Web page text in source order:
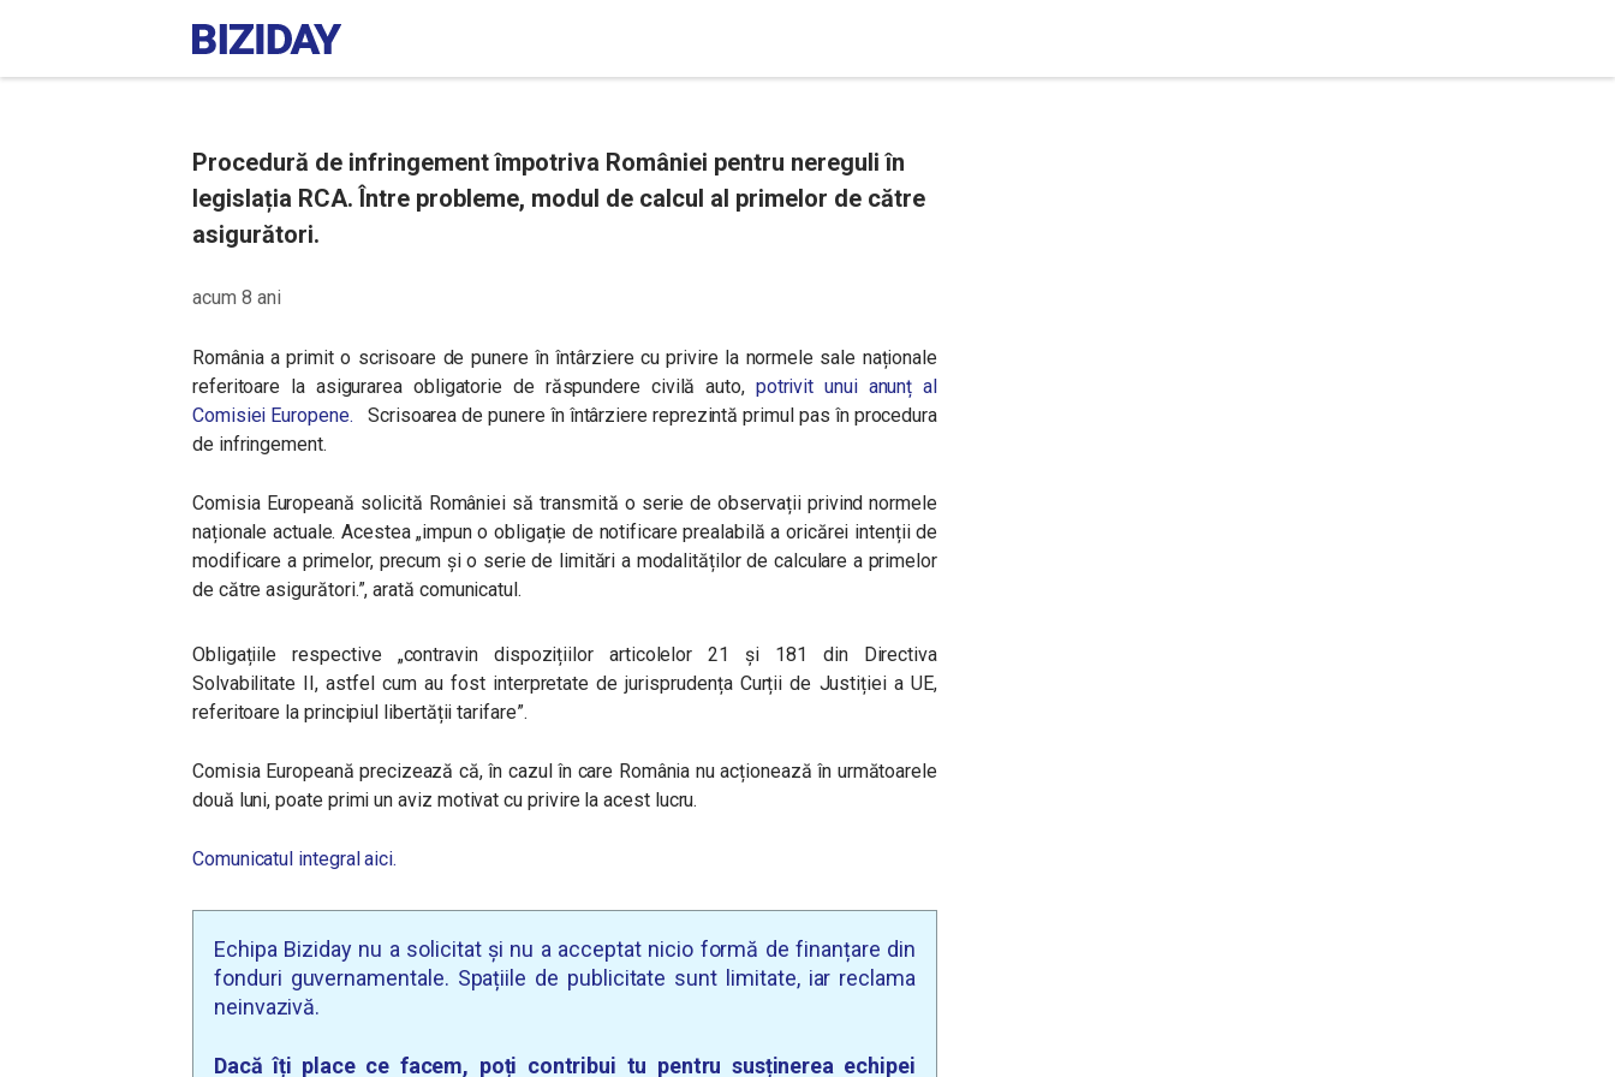
Procedură de infringement împotriva României pentru nereguli în
legislația RCA. Între probleme, modul de calcul al primelor de către
asigurători.
acum 8 ani
România a primit o scrisoare de punere în întârziere cu privire la normele sale naționale
referitoare la asigurarea obligatorie de răspundere civilă auto, potrivit unui anunț al
Comisiei Europene.
Scrisoarea de punere în întârziere reprezintă primul pas în procedura
de infringement.
Comisia Europeană solicită României să transmită o serie de observații privind normele
naționale actuale. Acestea„impun o obligație de notificare prealabilă a oricărei intenții de
modificare a primelor, precum și o serie de limitări a modalităților de calculare a primelor
de către asigurători.”, arată comunicatul.
Obligațiile respective „contravin dispozițiilor articolelor 21 și 181 din Directiva
Solvabilitate II, astfel cum au fost interpretate de jurisprudența Curții de Justiției a UE,
referitoare la principiul libertății tarifare”.
Comisia Europeană precizează că, în cazul în care România nu acționează în următoarele
două luni, poate primi un aviz motivat cu privire la acest lucru.
Comunicatul integral aici.
Echipa Biziday nu a solicitat și nu a acceptat nicio formă de finanțare din
fonduri guvernamentale. Spațiile de publicitate sunt limitate, iar reclama
neinvazivă.
Dacă îți place ce facem, poți contribui tu pentru susținerea echipei